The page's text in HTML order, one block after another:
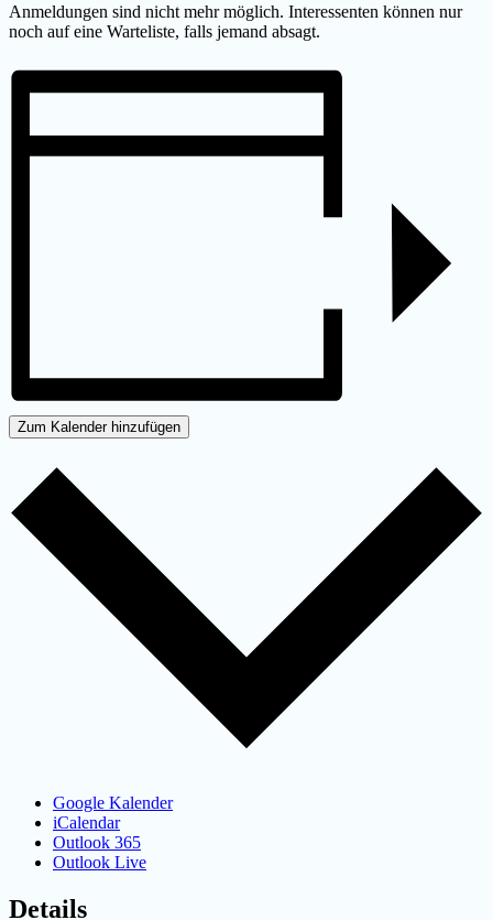
Anmeldungen sind nicht mehr möglich. Interessenten können nur
noch auf eine Warteliste, falls jemand absagt.
Zum Kalender hinzufügen
Google Kalender
iCalendar
Outlook 365
Outlook Live
Details